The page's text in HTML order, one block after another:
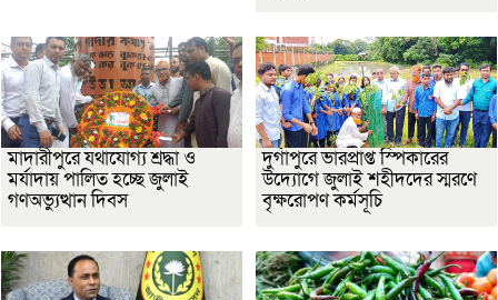
মাদারীপুরে যথাযোগ্য শ্রদ্ধা ও
মর্যাদায় পালিত হচ্ছে জুলাই
গণঅভ্যুত্থান দিবস
দুর্গাপুরে ভারপ্রাপ্ত স্পিকারের
উদ্যোগে জুলাই শহীদদের স্মরণে
বৃক্ষরোপণ কর্মসূচি